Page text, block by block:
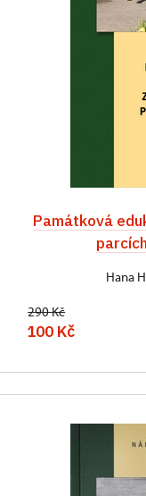
Památková
Hana
290 Kč
100 Kč